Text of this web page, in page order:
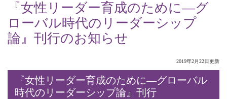
『女性リーダー育成のために―グ
ローバル時代のリーダーシップ
論』刊行のお知らせ
2019年2月22日更新
『女性リーダー育成のために―グローバル
時代のリーダーシップ論』刊行